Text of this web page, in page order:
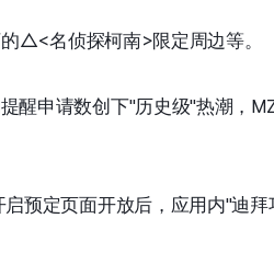
△<名侦探柯南>限定周边等。
醒申请数创下"历史级"热潮，
预定页面开放后，应用内"迪